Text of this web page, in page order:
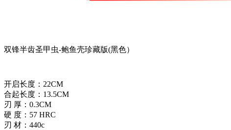
双锋半齿圣甲虫-鲍鱼壳珍藏版(黑色）
开启长度：22CM
合起长度：13.5CM
刃 厚：0.3CM
硬 度：57 HRC
刃 材：440c